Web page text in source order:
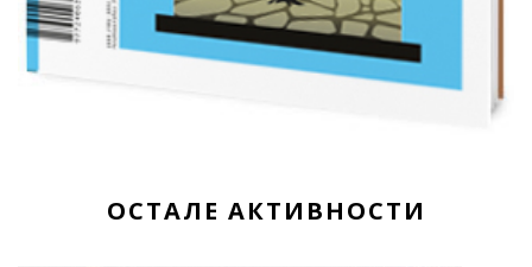
ОСТАЛЕ АКТИВНОСТИ